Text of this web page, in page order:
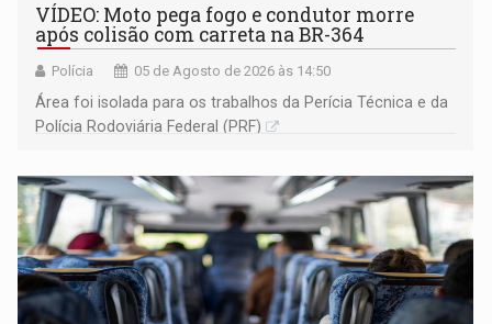
VÍDEO: Moto pega fogo e condutor morre
após colisão com carreta na BR-364
Polícia 05 de Agosto de 2026 às 14:50
Área foi isolada para os trabalhos da Perícia Técnica e da
Polícia Rodoviária Federal (PRF)